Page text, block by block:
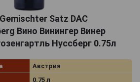
Satz DAC
Вино Винингер Винер
Нуссберг 0.75л
Австрия
0.75 л